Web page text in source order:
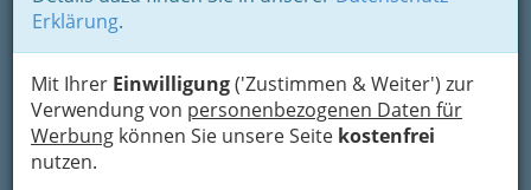
Erklärung.
Mit Ihrer Einwilligung('Zustimmen & Weiter') zur
Verwendung von personenbezogenen Daten für
Werbung können Sie unsere Seite kostenfrei
nutzen.
Gegen jede Krankheit ist ein
Kraut gewachsen – leider wissen
wir es oft nicht. In den hier
gelisteten Betrieben steigen die
Chancen!